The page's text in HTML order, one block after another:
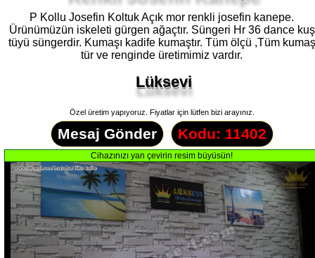
P Kollu Josefin Koltuk Açık mor renkli josefin kanepe.
Ürünümüzün iskeleti gürgen ağaçtır. Süngeri Hr 36 dance kuş
tüyü süngerdir. Kumaşı kadife kumaştır. Tüm ölçü ,Tüm kumaş
tür ve renginde üretimimiz vardır.
Lüksevi
Özel üretim yapıyoruz. Fiyatlar için lütfen bizi arayınız.
Mesaj Gönder Kodu: 11402
yan
çevirin
resim
büyüsün!